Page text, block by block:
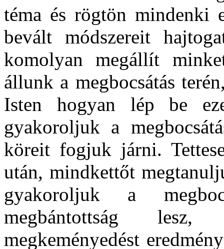
téma és rögtön mindenki
bevált módszereit
komolyan megállít
állunk a megbocsátás
Isten hogyan lép be
gyakoroljuk a
köreit fogjuk járni.
után, mindkettőt
gyakoroljuk a
megbántottság
megkeményedést